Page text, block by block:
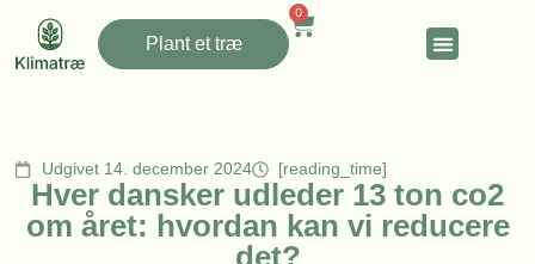
Plant et træ
0
Udgivet 14. december 2024 [reading_time]
Hver dansker udleder 13 ton co2
om året: hvordan kan vi reducere